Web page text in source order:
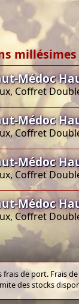
millésimes
Médoc
Coffret
Médoc
Coffret
Médoc
Coffret
Médoc
Coffret
frais de port. Frais
des stocks